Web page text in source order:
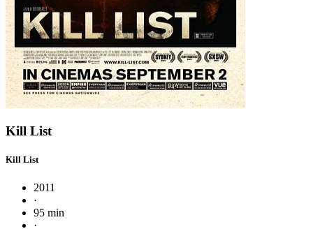
Kill List
Kill List
2011
·
95 min
·